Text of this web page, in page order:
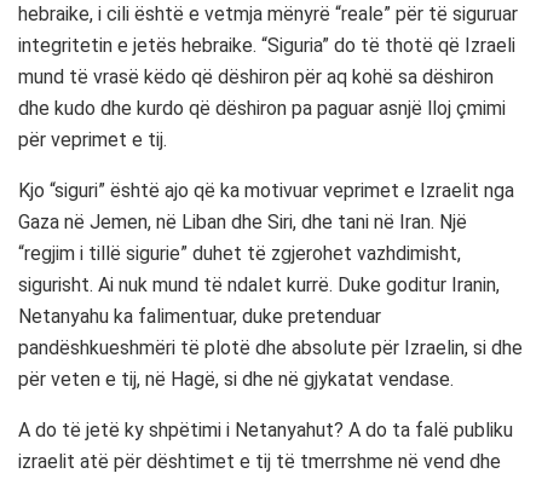
hebraike, i cili është e vetmja mënyrë “reale” për të siguruar
integritetin e jetës hebraike. “Siguria” do të thotë që Izraeli
mund të vrasë këdo që dëshiron për aq kohë sa dëshiron
dhe kudo dhe kurdo që dëshiron pa paguar asnjë lloj çmimi
për veprimet e tij.
Kjo “siguri” është ajo që ka motivuar veprimet e Izraelit nga
Gaza në Jemen, në Liban dhe Siri, dhe tani në Iran. Një
“regjim i tillë sigurie” duhet të zgjerohet vazhdimisht,
sigurisht. Ai nuk mund të ndalet kurrë. Duke goditur Iranin,
Netanyahu ka falimentuar, duke pretenduar
pandëshkueshmëri të plotë dhe absolute për Izraelin, si dhe
për veten e tij, në Hagë, si dhe në gjykatat vendase.
A do të jetë ky shpëtimi i Netanyahut? A do ta falë publiku
izraelit atë për dështimet e tij të tmerrshme në vend dhe